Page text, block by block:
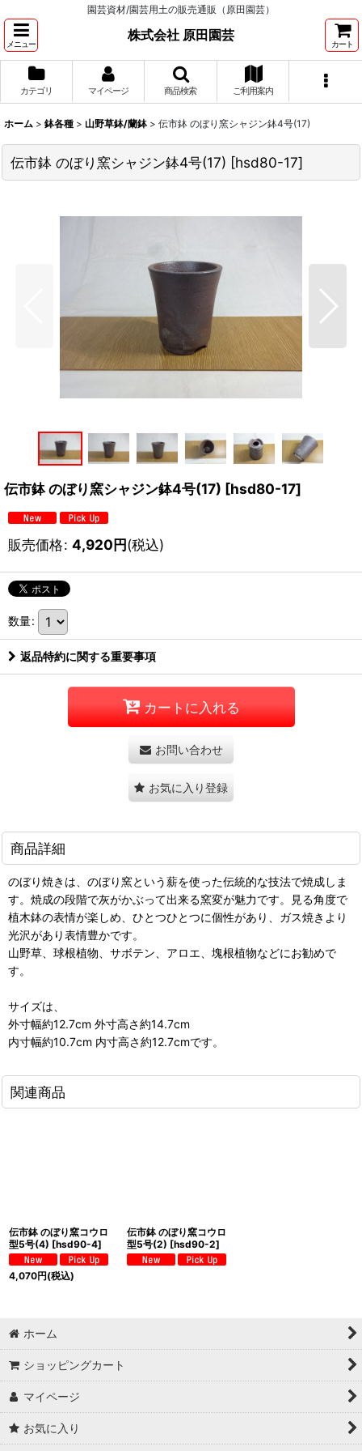
園芸資材/園芸用土の販売通販（原田園芸）
メニュー
株式会社 原田園芸
カート
カテゴリ マイページ 商品検索 ご利用案内
ホーム > 鉢各種 > 山野草鉢/蘭鉢 > 伝市鉢 のぼり窯シャジン鉢4号(17)
伝市鉢 のぼり窯シャジン鉢4号(17) [hsd80-17]
伝市鉢 のぼり窯シャジン鉢4号(17) [hsd80-17]
販売価格: 4,920円(税込)
数量:
返品特約に関する重要事項
カートに入れる
お問い合わせ
お気に入り登録
商品詳細
のぼり焼きは、のぼり窯という薪を使った伝統的な技法で焼成しま
す。焼成の段階で灰がかぶって出来る窯変が魅力です。見る角度で
植木鉢の表情が楽しめ、ひとつひとつに個性があり、ガス焼きより
光沢があり表情豊かです。
山野草、球根植物、サボテン、アロエ、塊根植物などにお勧めで
す。
サイズは、
外寸幅約12.7cm 外寸高さ約14.7cm
内寸幅約10.7cm 内寸高さ約12.7cmです。
関連商品
伝市鉢 のぼり窯コウロ
型5号(4) [hsd90-4]
4,070円(税込)
伝市鉢 のぼり窯コウロ
型5号(2) [hsd90-2]
ホーム
ショッピングカート
マイページ
お気に入り